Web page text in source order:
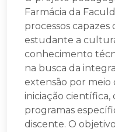
Farmácia da
processos
estudante a
conhecimento
na busca da
extensão por meio
iniciação científica,
programas
discente. O